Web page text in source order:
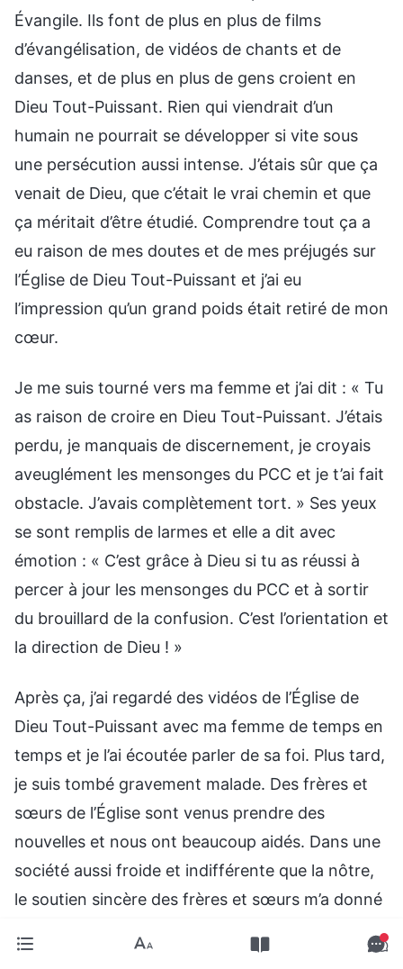
Évangile. Ils font de plus en plus de films
d’évangélisation, de vidéos de chants et de
danses, et de plus en plus de gens croient en
Dieu Tout-Puissant. Rien qui viendrait d’un
humain ne pourrait se développer si vite sous
une persécution aussi intense. J’étais sûr que ça
venait de Dieu, que c’était le vrai chemin et que
ça méritait d’être étudié. Comprendre tout ça a
eu raison de mes doutes et de mes préjugés sur
l’Église de Dieu Tout-Puissant et j’ai eu
l’impression qu’un grand poids était retiré de mon
cœur.
Je me suis tourné vers ma femme et j’ai dit : « Tu
as raison de croire en Dieu Tout-Puissant. J’étais
perdu, je manquais de discernement, je croyais
aveuglément les mensonges du PCC et je t’ai fait
obstacle. J’avais complètement tort. » Ses yeux
se sont remplis de larmes et elle a dit avec
émotion : « C’est grâce à Dieu si tu as réussi à
percer à jour les mensonges du PCC et à sortir
du brouillard de la confusion. C’est l’orientation et
la direction de Dieu ! »
Après ça, j’ai regardé des vidéos de l’Église de
Dieu Tout-Puissant avec ma femme de temps en
temps et je l’ai écoutée parler de sa foi. Plus tard,
je suis tombé gravement malade. Des frères et
sœurs de l’Église sont venus prendre des
nouvelles et nous ont beaucoup aidés. Dans une
société aussi froide et indifférente que la nôtre,
le soutien sincère des frères et sœurs m’a donné
heureuse. En apprenant à les connaître, j’ai